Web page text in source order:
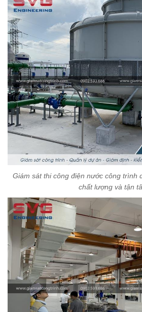
Giám sát thi công điện nước công trình
chất lượng và tận